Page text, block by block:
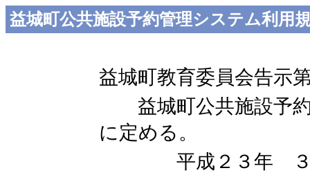
益城町公共施設予約管理システム利用
益城町教育委員会告示
益城町公共施設予約
に定める。
平成２３年 ３